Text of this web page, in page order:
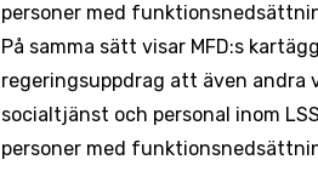
personer med
På samma sätt visar MFD:s
regeringsuppdrag att även andra
socialtjänst och personal inom
personer med